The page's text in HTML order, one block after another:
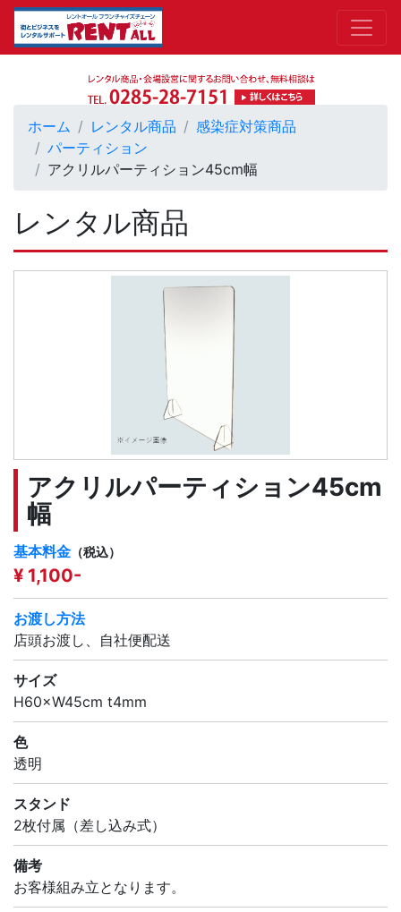
ホーム レンタル商品
感染症対策商品
パーティション
アクリルパーティション45cm幅
レンタル商品
アクリルパーティション45cm
幅
基本料金 （税込）
¥ 1,100-
お渡し方法
店頭お渡し、自社便配送
サイズ
H60×W45cm t4mm
色
透明
スタンド
2枚付属（差し込み式）
備考
お客様組み立となります。